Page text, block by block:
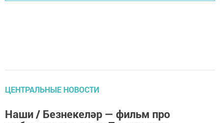
ЦЕНТРАЛЬНЫЕ НОВОСТИ
Наши / Безнекеләр — фильм про